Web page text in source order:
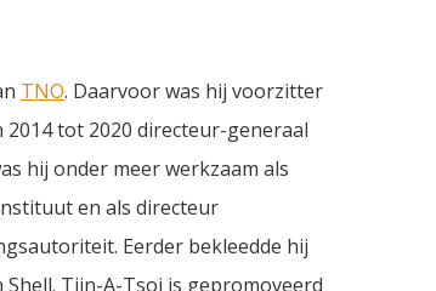
TNO. Daarvoor was hij voorzitter
2014 tot 2020 directeur-generaal
hij onder meer werkzaam als
en als directeur
Eerder bekleedde hij
Tjin-A-Tsoi is gepromoveerd